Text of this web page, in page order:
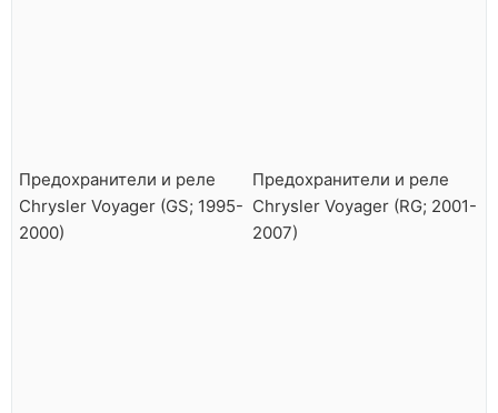
Предохранители и реле
Chrysler Voyager (GS; 1995-
2000)
Предохранители и реле
Chrysler Voyager (RG; 2001-
2007)